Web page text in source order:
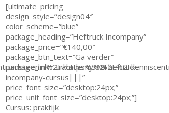
[ultimate_pricing
design_style=”design04″
color_scheme=”blue”
package_heading=”Heftruck Incompany”
package_price=”€140,00″
package_btn_text=”Ga verder”
incompany-cursus|||”
price_font_size=”desktop:24px;”
price_unit_font_size=”desktop:24px;”]
Cursus: praktijk